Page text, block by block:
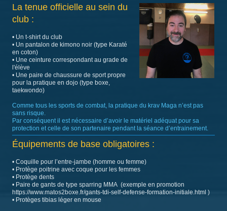
La tenue officielle au sein du
club :
• Un t-shirt du club
• Un pantalon de kimono noir (type Karaté
en coton)
• Une ceinture correspondant au grade de
l'élève
• Une paire de chaussure de sport propre
pour la pratique en dojo (type boxe,
taekwondo)
Comme tous les sports de combat, la pratique du krav Maga n’est pas
sans risque.
Par conséquent il est nécessaire d’avoir le matériel adéquat pour sa
protection et celle de son partenaire pendant la séance d’entrainement.
Équipements de base obligatoires :
• Coquille pour l’entre-jambe (homme ou femme)
• Protège poitrine avec coque pour les femmes
• Protège dents
• Paire de gants de type sparring MMA (exemple en promotion
https://www.matos2boxe.fr/gants-tdi-self-defense-formation-initiale.html )
• Protèges tibias léger en mouse